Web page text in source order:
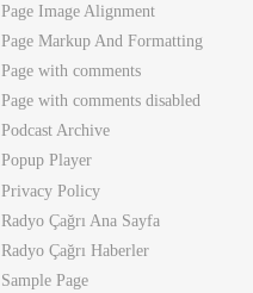
Page Image Alignment
Page Markup And Formatting
Page with comments
Page with comments disabled
Podcast Archive
Popup Player
Privacy Policy
Radyo Çağrı Ana Sayfa
Radyo Çağrı Haberler
Sample Page